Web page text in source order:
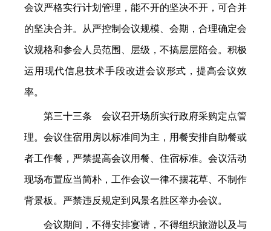
会议严格实行计划管理，能不开的坚决不开，可合并
的坚决合并。从严控制会议规模、会期，合理确定会
议规格和参会人员范围、层级，不搞层层陪会。积极
运用现代信息技术手段改进会议形式，提高会议效
率。
第三十三条 会议召开场所实行政府采购定点管
理。会议住宿用房以标准间为主，用餐安排自助餐或
者工作餐，严禁提高会议用餐、住宿标准。会议活动
现场布置应当简朴，工作会议一律不摆花草、不制作
背景板。严禁违反规定到风景名胜区举办会议。
会议期间，不得安排宴请，不得组织旅游以及与